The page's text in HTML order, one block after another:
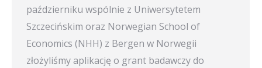
październiku wspólnie z Uniwersytetem
Szczecińskim oraz Norwegian School of
Economics (NHH) z Bergen w Norwegii
złożyliśmy aplikację o grant badawczy do